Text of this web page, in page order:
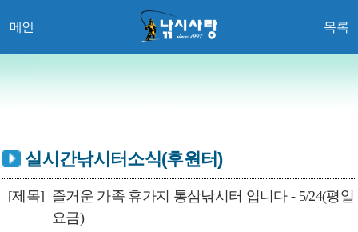
메인 목록
실시간낚시터소식(후원터)
[제목] 즐거운 가족 휴가지 통삼낚시터 입니다 - 5/24(평일
요금)